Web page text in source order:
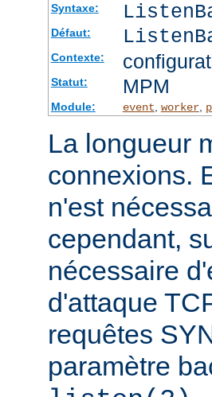
Syntaxe:
Défaut:
Contexte:
Statut: MPM
Module: event, worker,
La longueur
connexions.
n'est
cependant,
nécessaire
d'attaque
requêtes
paramètre